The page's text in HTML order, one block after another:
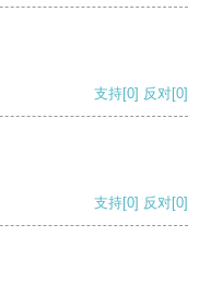
支持[0] 反对[0]
支持[0] 反对[0]